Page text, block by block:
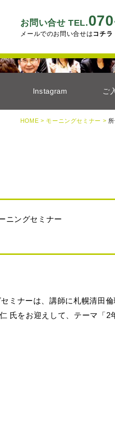
お問い合せ TEL.
メールでのお問い合せは コチラ
Instagram ご
HOME > モーニングセミナー >
ニングセミナー
ミナーは、講師に札幌清田倫
氏をお迎えして、テーマ「2